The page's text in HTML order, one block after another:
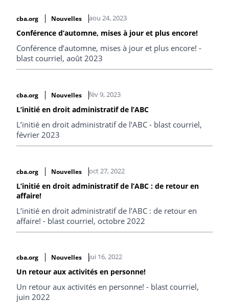
cba.org Nouvelles aou 24, 2023
Conférence d’automne, mises à jour et plus encore!
Conférence d’automne, mises à jour et plus encore! -
blast courriel, août 2023
cba.org Nouvelles fév 9, 2023
L’initié en droit administratif de l’ABC
L’initié en droit administratif de l’ABC - blast courriel,
février 2023
cba.org Nouvelles oct 27, 2022
L’initié en droit administratif de l’ABC : de retour en
affaire!
L’initié en droit administratif de l’ABC : de retour en
affaire! - blast courriel, octobre 2022
cba.org Nouvelles jui 16, 2022
Un retour aux activités en personne!
Un retour aux activités en personne! - blast courriel,
juin 2022